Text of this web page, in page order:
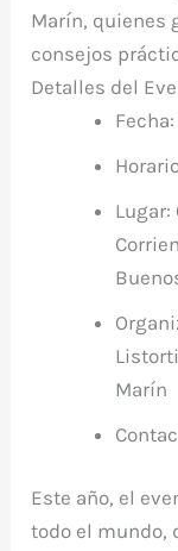
Marín, quienes
consejos
Detalles del
Fecha:
Lugar:
Marín
Este año, el
todo el mundo,